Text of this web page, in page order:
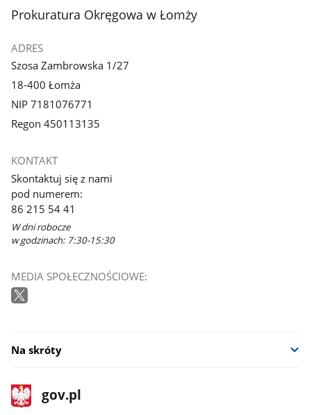
stopka
Prokuratura Okręgowa w Łomży
ADRES
Szosa Zambrowska 1/27
18-400 Łomża
NIP 7181076771
Regon 450113135
KONTAKT
Skontaktuj się z nami
pod numerem:
86 215 54 41
W dni robocze
w godzinach: 7:30-15:30
MEDIA SPOŁECZNOŚCIOWE:
Na skróty
stopka
gov.pl
Strona
gov.pl